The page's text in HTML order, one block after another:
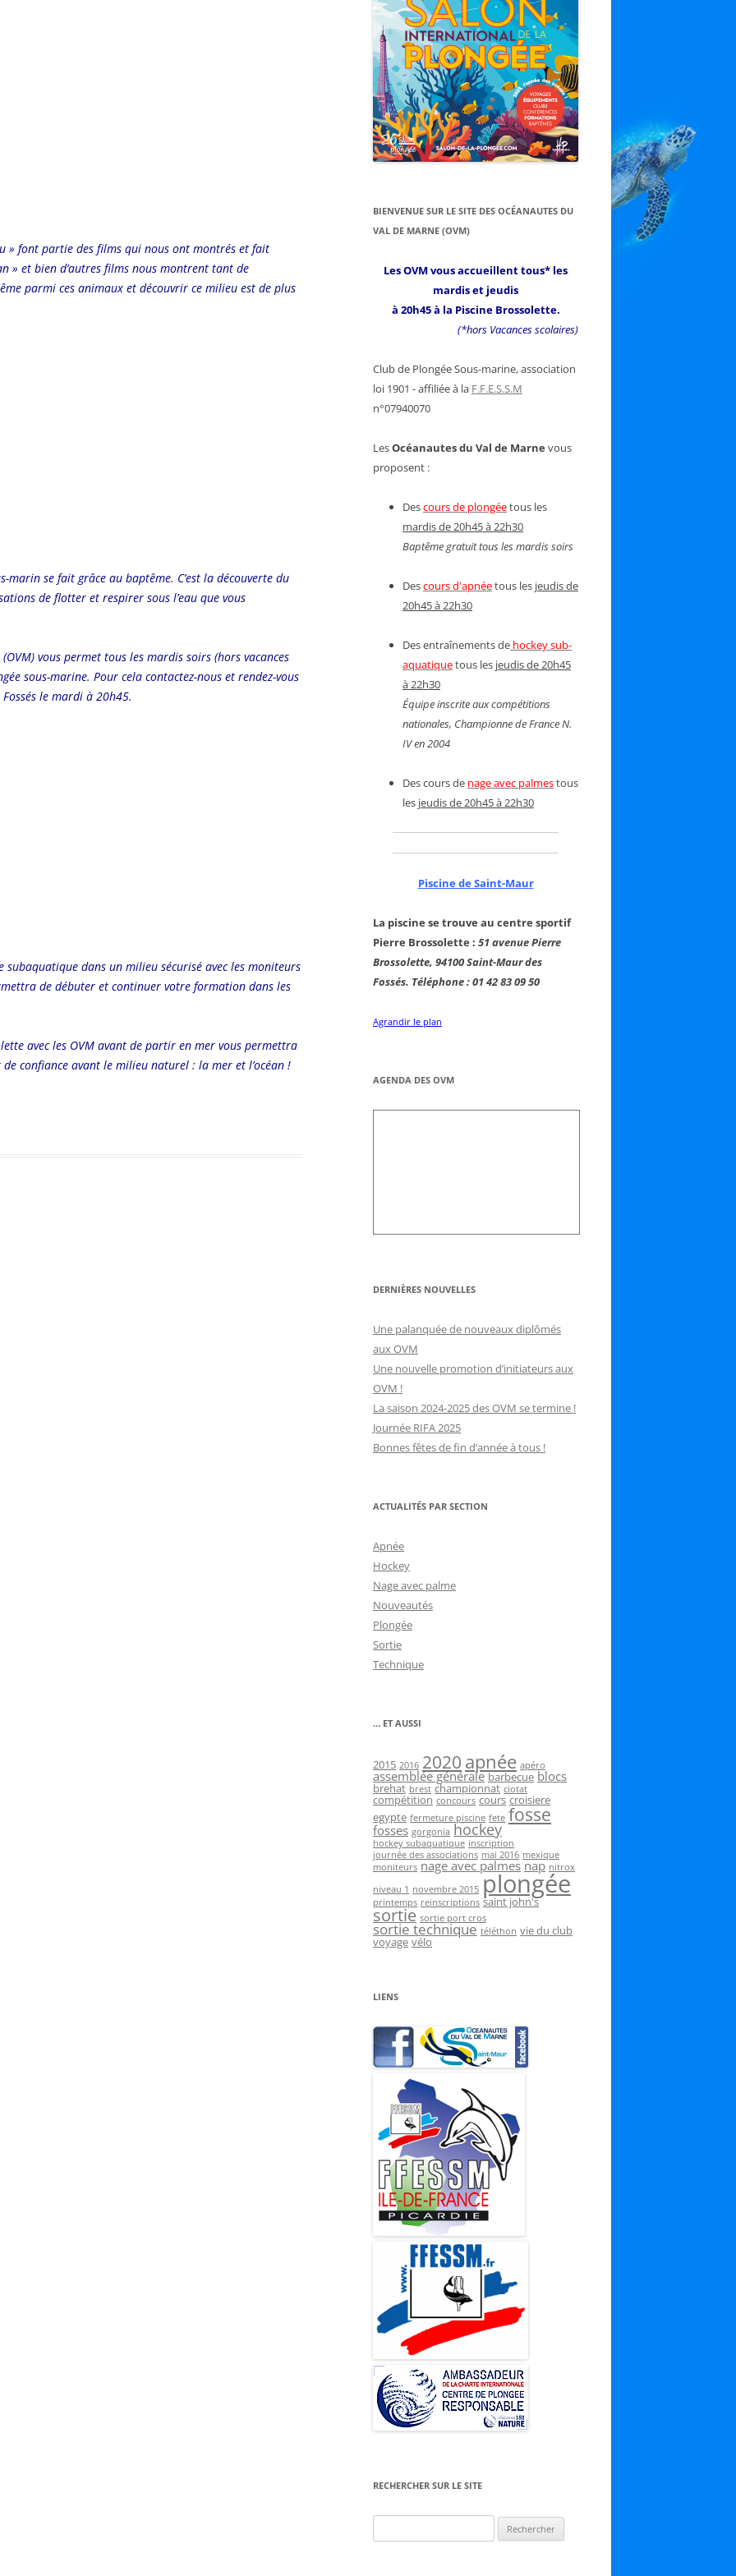
» font partie des films qui nous ont montrés et fait
» et bien d’autres films nous montrent tant de
parmi ces animaux et découvrir ce milieu est de plus
marin se fait grâce au baptême. C’est la découverte du
de flotter et respirer sous l’eau que vous
vous permet tous les mardis soirs (hors vacances
sous-marine. Pour cela contactez-nous et rendez-vous
le mardi à 20h45.
subaquatique dans un milieu sécurisé avec les moniteurs
de débuter et continuer votre formation dans les
avec les OVM avant de partir en mer vous permettra
confiance avant le milieu naturel : la mer et l’océan !
BIENVENUE SUR LE SITE DES OCÉANAUTES DU
VAL DE MARNE (OVM)
Les OVM vous accueillent tous* les
mardis et jeudis
à 20h45 à la Piscine Brossolette.
(*hors Vacances scolaires)
Club de Plongée Sous-marine, association
loi 1901 - affiliée à la F.F.E.S.S.M
n°07940070
LesOcéanautes du Val de Marne vous
proposent :
Descours de plongéetous les
mardis de 20h45 à 22h30
Baptême gratuit tous les mardis soirs
Descours d'apnéetous les jeudis de
20h45 à 22h30
Des entraînements de hockey sub-
aquatiquetous les jeudis de 20h45
à 22h30
Équipe inscrite aux compétitions
nationales, Championne de France N.
IV en 2004
Des cours de nage avec palmestous
les jeudis de 20h45 à 22h30
Piscine de Saint-Maur
La piscine se trouve au centre sportif
Pierre Brossolette : 51 avenue Pierre
Brossolette, 94100 Saint-Maur des
Fossés. Téléphone : 01 42 83 09 50
Agrandir le plan
AGENDA DES OVM
DERNIÈRES NOUVELLES
Une palanquée de nouveaux diplômés
aux OVM
Une nouvelle promotion d’initiateurs aux
OVM !
La saison 2024-2025 des OVM se termine !
Journée RIFA 2025
Bonnes fêtes de fin d’année à tous !
ACTUALITÉS PAR SECTION
Apnée
Hockey
Nage avec palme
Nouveautés
Plongée
Sortie
Technique
… ET AUSSI
2015 2016 2020 apnée apéro
assemblée générale barbecue blocs
brehat brest championnat ciotat
compétition concours cours croisiere
egypte fermeture piscine fete fosse
fosses gorgonia hockey
hockey subaquatique inscription
journée des associations mai 2016 mexique
moniteurs nage avec palmes nap nitrox
niveau 1 novembre 2015 plongée
printemps reinscriptions saint john's
sortie sortie port cros
sortie technique téléthon vie du club
voyage vélo
LIENS
RECHERCHER SUR LE SITE